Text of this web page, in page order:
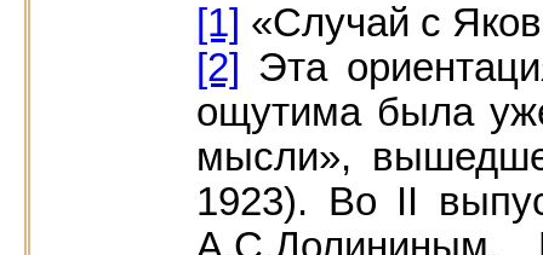
[1] «Случай с
[2] Эта
ощутима была
мысли»,
1923). Во II